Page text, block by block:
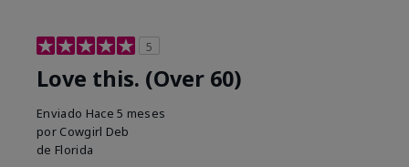
5
Love this. (Over 60)
Enviado Hace 5 meses
por Cowgirl Deb
de Florida